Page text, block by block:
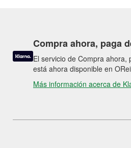
Compra ahora, paga
El servicio de Compra ahora,
está ahora disponible en
Más información acerca de